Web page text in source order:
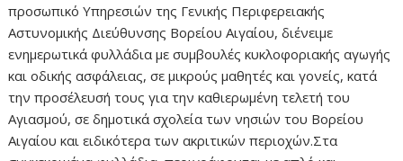
προσωπικό Υπηρεσιών της Γενικής Περιφερειακής
Αστυνομικής Διεύθυνσης Βορείου Αιγαίου, διένειμε
ενημερωτικά φυλλάδια με συμβουλές κυκλοφοριακής αγωγής
και οδικής ασφάλειας, σε μικρούς μαθητές και γονείς, κατά
την προσέλευσή τους για την καθιερωμένη τελετή του
Αγιασμού, σε δημοτικά σχολεία των νησιών του Βορείου
Αιγαίου και ειδικότερα των ακριτικών περιοχών.Στα